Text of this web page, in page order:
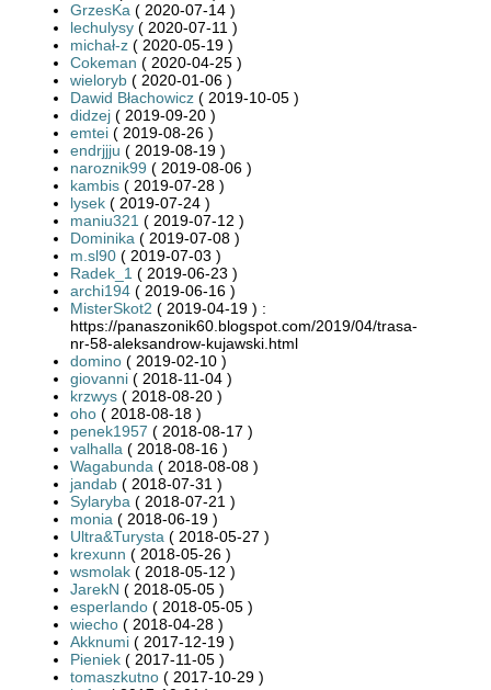
GrzesKa ( 2020-07-14 )
lechulysy ( 2020-07-11 )
michał-z ( 2020-05-19 )
Cokeman ( 2020-04-25 )
wieloryb ( 2020-01-06 )
Dawid Błachowicz ( 2019-10-05 )
didzej ( 2019-09-20 )
emtei ( 2019-08-26 )
endrjjju ( 2019-08-19 )
naroznik99 ( 2019-08-06 )
kambis ( 2019-07-28 )
lysek ( 2019-07-24 )
maniu321 ( 2019-07-12 )
Dominika ( 2019-07-08 )
m.sl90 ( 2019-07-03 )
Radek_1 ( 2019-06-23 )
archi194 ( 2019-06-16 )
MisterSkot2 ( 2019-04-19 ) :
https://panaszonik60.blogspot.com/2019/04/trasa-
nr-58-aleksandrow-kujawski.html
domino ( 2019-02-10 )
giovanni ( 2018-11-04 )
krzwys ( 2018-08-20 )
oho ( 2018-08-18 )
penek1957 ( 2018-08-17 )
valhalla ( 2018-08-16 )
Wagabunda ( 2018-08-08 )
jandab ( 2018-07-31 )
Sylaryba ( 2018-07-21 )
monia ( 2018-06-19 )
Ultra&Turysta ( 2018-05-27 )
krexunn ( 2018-05-26 )
wsmolak ( 2018-05-12 )
JarekN ( 2018-05-05 )
esperlando ( 2018-05-05 )
wiecho ( 2018-04-28 )
Akknumi ( 2017-12-19 )
Pieniek ( 2017-11-05 )
tomaszkutno ( 2017-10-29 )